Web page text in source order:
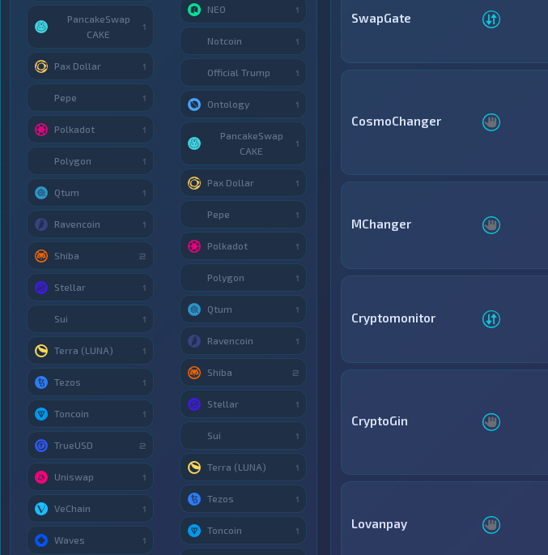
SwapGate
CosmoChanger
MChanger
Cryptomonitor
CryptoGin
Lovanpay
PancakeSwap
CAKE
1
Pax Dollar 1
Pepe 1
Polkadot 1
Polygon 1
Qtum 1
Ravencoin 1
Shiba 2
Stellar 1
Sui 1
Terra (LUNA) 1
Tezos 1
Toncoin 1
TrueUSD 2
Uniswap 1
VeChain 1
Waves 1
NEO 1
Notcoin 1
Official Trump 1
Ontology 1
PancakeSwap
CAKE
1
Pax Dollar 1
Pepe 1
Polkadot 1
Polygon 1
Qtum 1
Ravencoin 1
Shiba 2
Stellar 1
Sui 1
Terra (LUNA) 1
Tezos 1
Toncoin 1